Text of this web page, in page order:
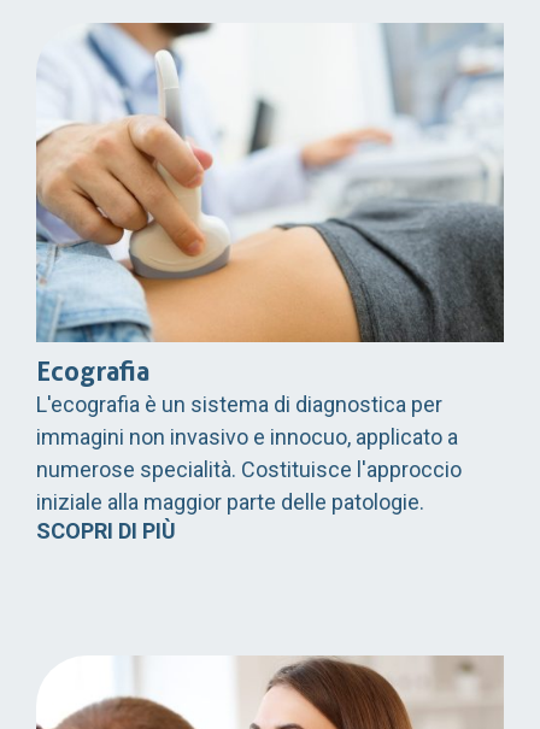
Ecografia
L'ecografia è un sistema di diagnostica per
immagini non invasivo e innocuo, applicato a
numerose specialità. Costituisce l'approccio
iniziale alla maggior parte delle patologie.
SCOPRI DI PIÙ